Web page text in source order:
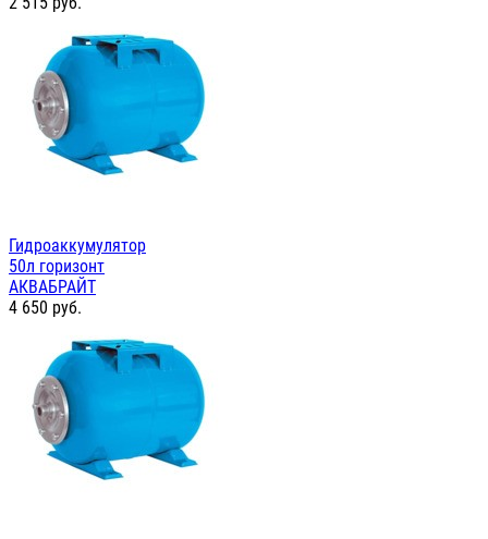
Гидроаккумулятор
50л горизонт
АКВАБРАЙТ
4 650 руб.